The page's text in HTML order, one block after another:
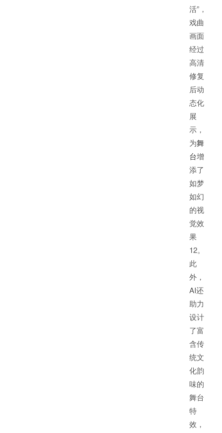
活”，
戏曲
画面
经过
高清
修复
后动
态化
展
示，
为舞
台增
添了
如梦
如幻
的视
觉效
果
12。
此
外，
AI还
助力
设计
了富
含传
统文
化韵
味的
舞台
特
效，